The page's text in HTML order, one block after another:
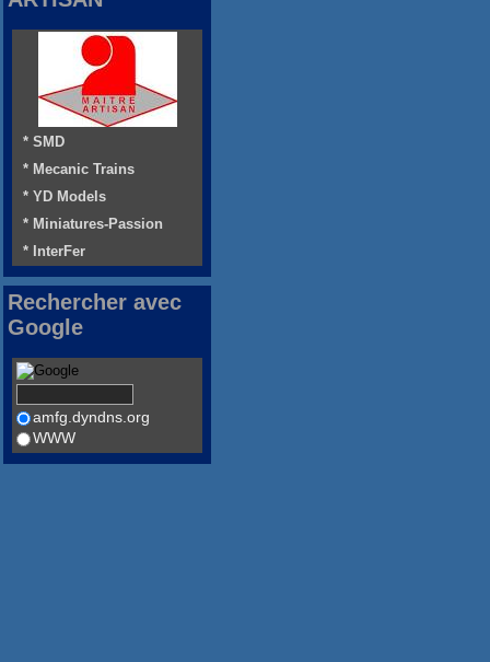
* SMD
* Mecanic Trains
* YD Models
* Miniatures-Passion
* InterFer
Rechercher avec
Google
amfg.dyndns.org
WWW